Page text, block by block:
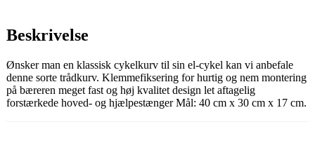
Beskrivelse
Ønsker man en klassisk cykelkurv til sin el-cykel kan vi anbefale
denne sorte trådkurv. Klemmefiksering for hurtig og nem montering
på bæreren meget fast og høj kvalitet design let aftagelig
forstærkede hoved- og hjælpestænger Mål: 40 cm x 30 cm x 17 cm.